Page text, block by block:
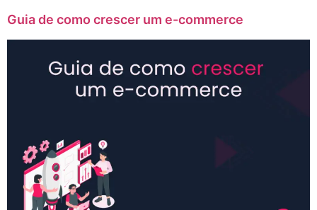
Guia de como crescer um e-commerce